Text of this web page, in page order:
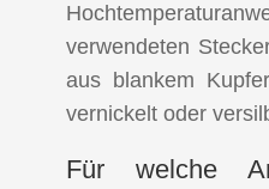
verwendeten
aus blankem
vernickelt oder
Für welche